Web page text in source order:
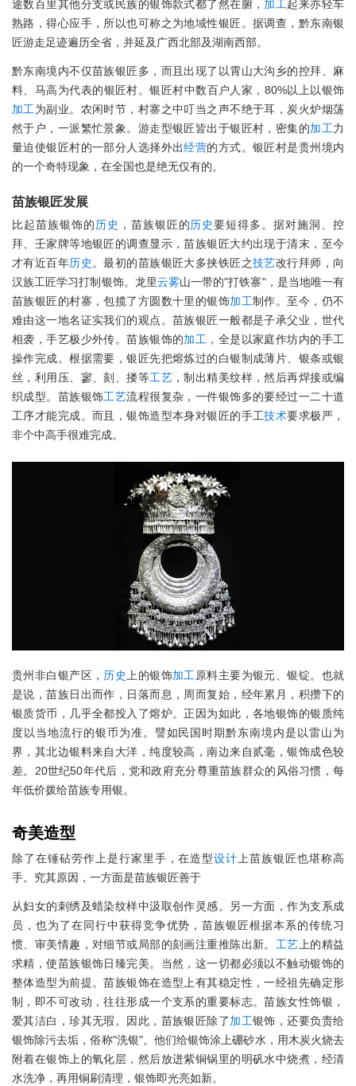
途数百里其他分支或民族的银饰款式都了然在腑， 加工起来亦轻车
熟路，得心应手，所以也可称之为地域性银匠。据调查，黔东南银
匠游走足迹遍历全省，并延及广西北部及湖南西部。
黔东南境内不仅苗族银匠多，而且出现了以霄山大沟乡的控拜、麻
料、马高为代表的银匠村。银匠村中数百户人家，80%以上以银饰
加工为副业。农闲时节，村寨之中叮当之声不绝于耳，炭火炉烟荡
然于户，一派繁忙景象。游走型银匠皆出于银匠村，密集的加工力
量迫使银匠村的一部分人选择外出经营的方式。银匠村是贵州境内
的一个奇特现象，在全国也是绝无仅有的。
苗族银匠发展
比起苗族银饰的 历史 ，苗族银匠的历史要短得多。据对施洞、控
拜、壬家牌等地银匠的调查显示，苗族银匠大约出现于清末，至今
才有近百年历史 。最初的苗族银匠大多挟铁匠之技艺改行拜师，向
汉族工匠学习打制银饰。龙里云雾山一带的"打铁寨"，是当地唯一有
苗族银匠的村寨，包揽了方圆数十里的银饰加工制作。至今，仍不
难由这一地名证实我们的观点。苗族银匠一般都是子承父业，世代
相袭，手艺极少外传。苗族银饰的加工 ，全是以家庭作坊内的手工
操作完成。根据需要，银匠先把熔炼过的白银制成薄片、银条或银
丝，利用压、寥、刻、搂等工艺 ，制出精美纹样，然后再焊接或编
织成型。苗族银饰工艺流程很复杂，一件银饰多的要经过一二十道
工序才能完成。而且，银饰造型本身对银匠的手工技术要求极严，
非个中高手很难完成。
贵州非白银产区， 历史上的银饰加工原料主要为银元、银锭。也就
是说，苗族日出而作，日落而息，周而复始，经年累月，积攒下的
银质货币，几乎全都投入了熔炉。正因为如此，各地银饰的银质纯
度以当地流行的银币为准。譬如民国时期黔东南境内是以雷山为
界，其北边银料来自大洋，纯度较高，南边来自贰毫，银饰成色较
差。20世纪50年代后，党和政府充分尊重苗族群众的风俗习惯，每
年低价拨给苗族专用银。
奇美造型
除了在锤砧劳作上是行家里手，在造型设计上苗族银匠也堪称高
手。究其原因，一方面是苗族银匠善于
从妇女的刺绣及蜡染纹样中汲取创作灵感。另一方面，作为支系成
员，也为了在同行中获得竞争优势，苗族银匠根据本系的传统习
惯、审美情趣，对细节或局部的刻画注重推陈出新。 工艺上的精益
求精，使苗族银饰日臻完美。当然，这一切都必须以不触动银饰的
整体造型为前提。苗族银饰在造型上有其稳定性，一经祖先确定形
制，即不可改动，往往形成一个支系的重要标志。苗族女性饰银，
爱其洁白，珍其无瑕。因此，苗族银匠除了加工银饰，还要负责给
银饰除污去垢，俗称"洗银"。他们给银饰涂上硼砂水，用木炭火烧去
附着在银饰上的氧化层，然后放迸紫铜锅里的明矾水中烧煮，经清
水洗净，再用铜刷清理，银饰即光亮如新。